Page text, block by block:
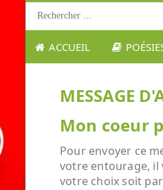
ACCUEIL
MESSAGE
Mon coeur
Pour envoyer ce
votre entourage, il
votre choix soit